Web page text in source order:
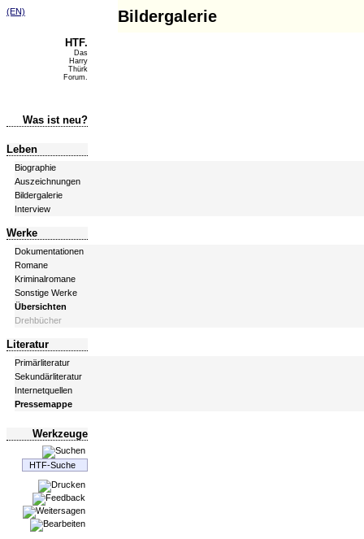
(EN)
HTF.
Das
Harry
Thürk
Forum.
Was ist neu?
Leben
Biographie
Auszeichnungen
Bildergalerie
Interview
Werke
Dokumentationen
Romane
Kriminalromane
Sonstige Werke
Übersichten
Drehbücher
Literatur
Primärliteratur
Sekundärliteratur
Internetquellen
Pressemappe
Werkzeuge
Bildergalerie